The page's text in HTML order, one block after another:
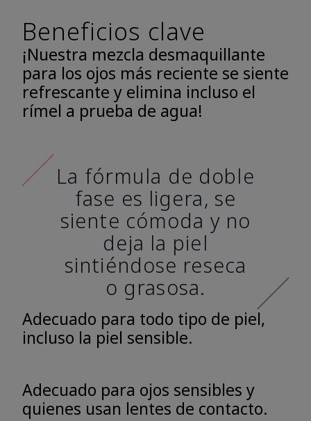
Beneficios clave
¡Nuestra mezcla desmaquillante
para los ojos más reciente se siente
refrescante y elimina incluso el
rímel a prueba de agua!
La fórmula de doble
fase es ligera, se
siente cómoda y no
deja la piel
sintiéndose reseca
o grasosa.
Adecuado para todo tipo de piel,
incluso la piel sensible.
Adecuado para ojos sensibles y
quienes usan lentes de contacto.